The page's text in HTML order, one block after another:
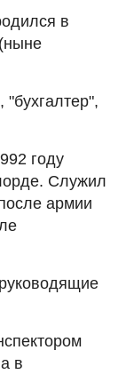
в
"бухгалтер",
году
Служил
армии
в